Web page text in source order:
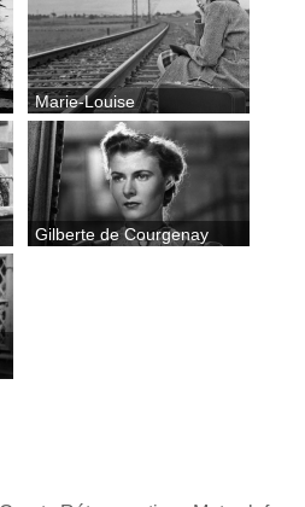
Marie-Louise
Gilberte de Courgenay